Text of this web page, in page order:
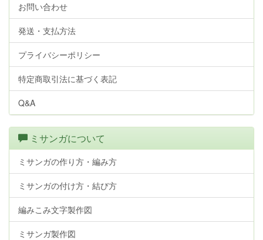
お問い合わせ
発送・支払方法
プライバシーポリシー
特定商取引法に基づく表記
Q&A
ミサンガについて
ミサンガの作り方・編み方
ミサンガの付け方・結び方
編みこみ文字製作図
ミサンガ製作図